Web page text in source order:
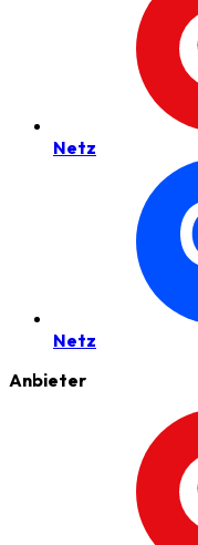
Netz
Netz
Anbieter